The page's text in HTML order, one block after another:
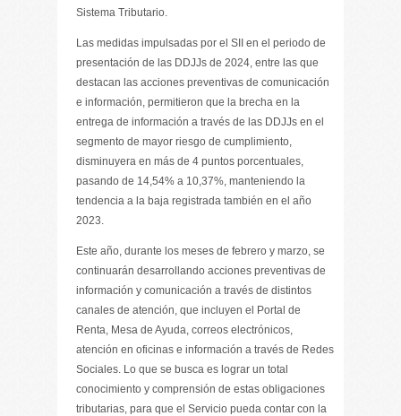
Sistema Tributario.
Las medidas impulsadas por el SII en el periodo de
presentación de las DDJJs de 2024, entre las que
destacan las acciones preventivas de comunicación
e información, permitieron que la brecha en la
entrega de información a través de las DDJJs en el
segmento de mayor riesgo de cumplimiento,
disminuyera en más de 4 puntos porcentuales,
pasando de 14,54% a 10,37%, manteniendo la
tendencia a la baja registrada también en el año
2023.
Este año, durante los meses de febrero y marzo, se
continuarán desarrollando acciones preventivas de
información y comunicación a través de distintos
canales de atención, que incluyen el Portal de
Renta, Mesa de Ayuda, correos electrónicos,
atención en oficinas e información a través de Redes
Sociales. Lo que se busca es lograr un total
conocimiento y comprensión de estas obligaciones
tributarias, para que el Servicio pueda contar con la